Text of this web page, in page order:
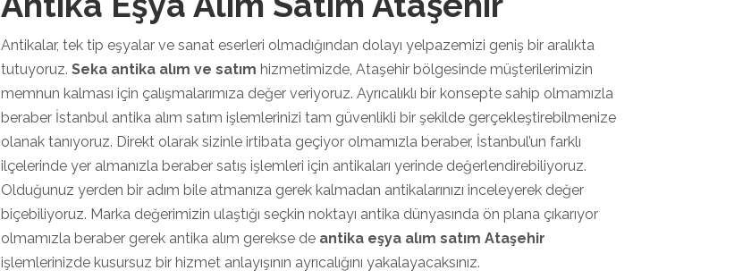
Antikalar, tek tip eşyalar ve sanat eserleri olmadığından dolayı yelpazemizi geniş bir aralıkta
tutuyoruz. Seka antika alım ve satım hizmetimizde, Ataşehir bölgesinde müşterilerimizin
memnun kalması için çalışmalarımıza değer veriyoruz. Ayrıcalıklı bir konsepte sahip olmamızla
beraber İstanbul antika alım satım işlemlerinizi tam güvenlikli bir şekilde gerçekleştirebilmenize
olanak tanıyoruz. Direkt olarak sizinle irtibata geçiyor olmamızla beraber, İstanbul’un farklı
ilçelerinde yer almanızla beraber satış işlemleri için antikaları yerinde değerlendirebiliyoruz.
Olduğunuz yerden bir adım bile atmanıza gerek kalmadan antikalarınızı inceleyerek değer
biçebiliyoruz. Marka değerimizin ulaştığı seçkin noktayı antika dünyasında ön plana çıkarıyor
olmamızla beraber gerek antika alım gerekse de antika eşya alım satım Ataşehir
işlemlerinizde kusursuz bir hizmet anlayışının ayrıcalığını yakalayacaksınız.